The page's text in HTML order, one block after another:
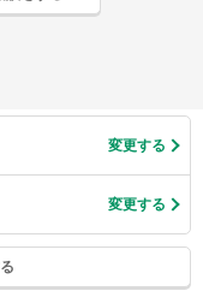
変更する
変更する